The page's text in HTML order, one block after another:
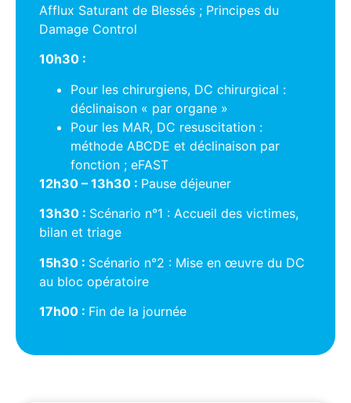
Afflux Saturant de Blessés ; Principes du
Damage Control
10h30 :
Pour les chirurgiens, DC chirurgical :
déclinaison « par organe »
Pour les MAR, DC resuscitation :
méthode ABCDE et déclinaison par
fonction ; eFAST
12h30 – 13h30 : Pause déjeuner
13h30 : Scénario n°1 : Accueil des victimes,
bilan et triage
15h30 : Scénario n°2 : Mise en œuvre du DC
au bloc opératoire
17h00 : Fin de la journée